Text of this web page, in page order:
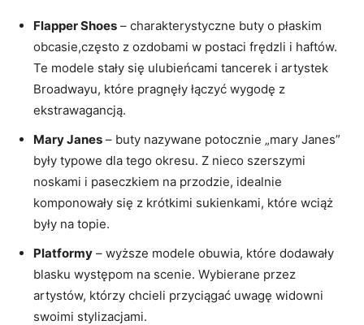
Flapper Shoes – charakterystyczne buty o płaskim
obcasie,często z ozdobami w postaci frędzli i haftów.
Te modele stały się ulubieńcami tancerek i artystek
Broadwayu, które pragnęły łączyć wygodę z
ekstrawagancją.
Mary Janes – buty nazywane potocznie „mary Janes”
były typowe dla tego okresu. Z nieco szerszymi
noskami i paseczkiem na przodzie, idealnie
komponowały się z krótkimi sukienkami, które wciąż
były na topie.
Platformy – wyższe modele obuwia, które dodawały
blasku występom na scenie. Wybierane przez
artystów, którzy chcieli przyciągać uwagę widowni
swoimi stylizacjami.